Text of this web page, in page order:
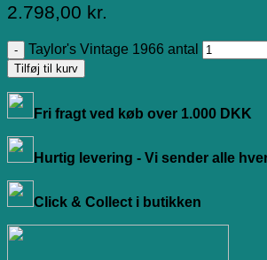
2.798,00 kr.
Taylor's Vintage 1966 antal
Tilføj til kurv
Fri fragt ved køb over 1.000 DKK
Hurtig levering - Vi sender alle
Click & Collect i butikken